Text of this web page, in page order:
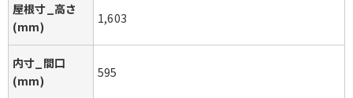
屋根寸_高さ
(mm)
1,603
内寸_間口
(mm)
595